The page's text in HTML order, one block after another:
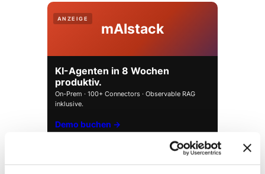
ANZEIGE
mAIstack
KI-Agenten in 8 Wochen
produktiv.
On-Prem · 100+ Connectors · Observable RAG
inklusive.
Demo buchen →